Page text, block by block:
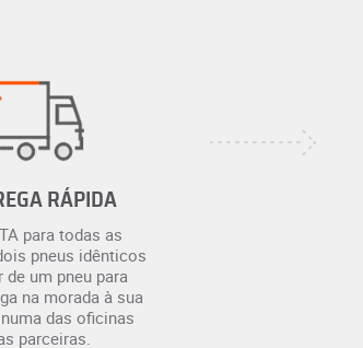
RÁPIDA
para todas as
pneus idênticos
de um pneu para
na morada à sua
das oficinas
parceiras.